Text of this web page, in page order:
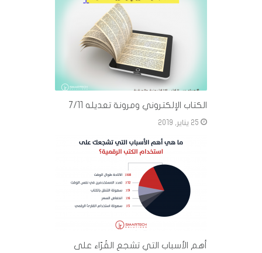
الكتاب الإلكتروني ومرونة تعديله 7/11
أهم الأسباب التي تشجع القُرّاء على